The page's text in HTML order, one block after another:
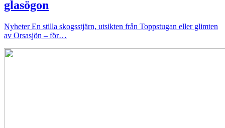
glasögon
Nyheter En stilla skogsstjärn, utsikten från Toppstugan eller glimten
av Orsasjön – för…